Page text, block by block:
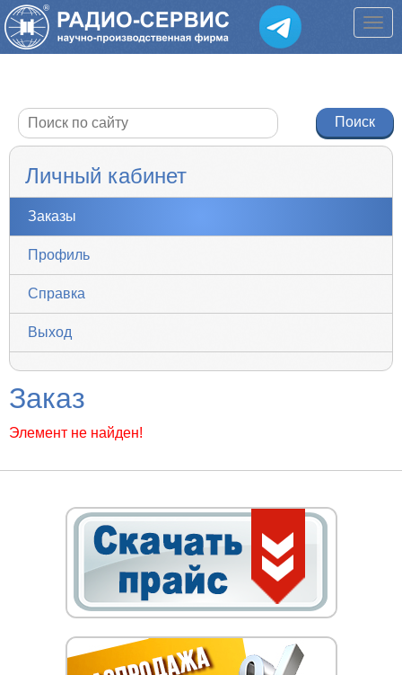
Личный кабинет
Заказы
Профиль
Справка
Выход
Заказ
Элемент не найден!